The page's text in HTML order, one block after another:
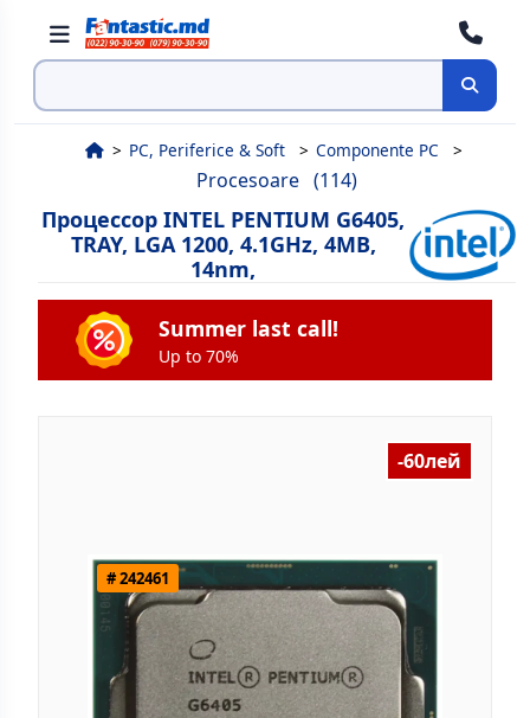
Поиск
PC, Periferice & Soft Componente PC
Procesoare (114)
Процессор INTEL PENTIUM G6405,
TRAY, LGA 1200, 4.1GHz, 4MB,
14nm,
Summer last call!
Up to 70%
# 242461
-60лей